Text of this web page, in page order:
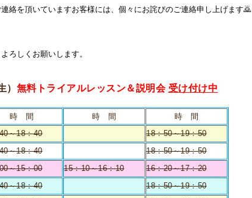
絡を頂いていますお客様には、個々にお詫びのご連絡申し上げます🙇
ろしくお願いします。
無料トライアルレッスン＆説明会 受け付け中
時 間 時 間
時 間
～18：40
18：50～19：50
～18：40
18：50～19：50
～15：00 15：10～16：10
16：20～17：20
～18：40
18：50～19：50